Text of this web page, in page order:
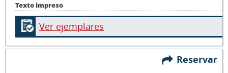
Texto impreso
Ver ejemplares
Reservar